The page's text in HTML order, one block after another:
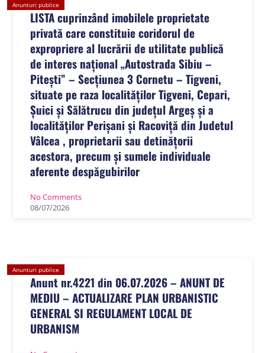
Anunturi publice
LISTA cuprinzând imobilele proprietate
privată care constituie coridorul de
expropriere al lucrării de utilitate publică
de interes național „Autostrada Sibiu –
Pitești” – Secțiunea 3 Cornetu – Tigveni,
situate pe raza localităților Tigveni, Cepari,
Șuici și Sălătrucu din județul Argeș și a
localităților Perișani și Racoviță din Judetul
Vâlcea , proprietarii sau detinățorii
acestora, precum și sumele individuale
aferente despăgubirilor
No Comments
08/07/2026
Anunturi publice
Anunt nr.4221 din 06.07.2026 – ANUNT DE
MEDIU – ACTUALIZARE PLAN URBANISTIC
GENERAL SI REGULAMENT LOCAL DE
URBANISM